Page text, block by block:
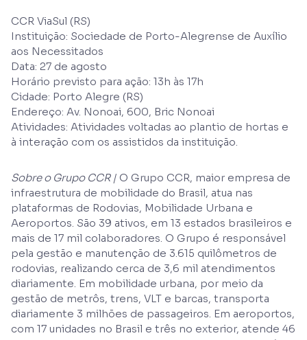
CCR ViaSul (RS)
Instituição: Sociedade de Porto-Alegrense de Auxílio
aos Necessitados
Data: 27 de agosto
Horário previsto para ação: 13h às 17h
Cidade: Porto Alegre (RS)
Endereço: Av. Nonoai, 600, Bric Nonoai
Atividades: Atividades voltadas ao plantio de hortas e
à interação com os assistidos da instituição.
Sobre o Grupo CCR | O Grupo CCR, maior empresa de
infraestrutura de mobilidade do Brasil, atua nas
plataformas de Rodovias, Mobilidade Urbana e
Aeroportos. São 39 ativos, em 13 estados brasileiros e
mais de 17 mil colaboradores. O Grupo é responsável
pela gestão e manutenção de 3.615 quilômetros de
rodovias, realizando cerca de 3,6 mil atendimentos
diariamente. Em mobilidade urbana, por meio da
gestão de metrôs, trens, VLT e barcas, transporta
diariamente 3 milhões de passageiros. Em aeroportos,
com 17 unidades no Brasil e três no exterior, atende 46